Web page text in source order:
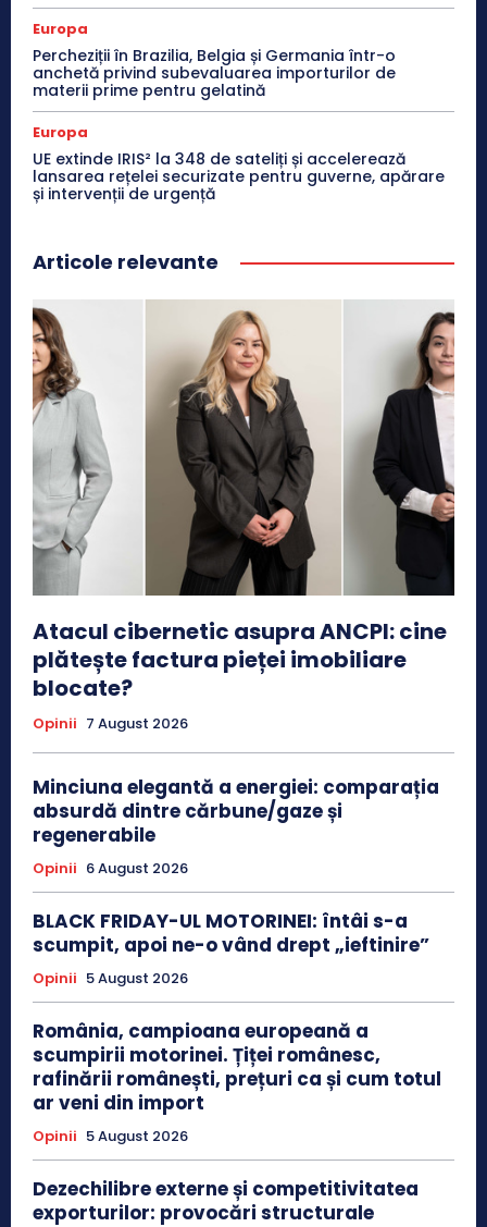
Europa
Percheziții în Brazilia, Belgia și Germania într-o
anchetă privind subevaluarea importurilor de
materii prime pentru gelatină
Europa
UE extinde IRIS² la 348 de sateliți și accelerează
lansarea rețelei securizate pentru guverne, apărare
și intervenții de urgență
Articole relevante
Atacul cibernetic asupra ANCPI: cine
plătește factura pieței imobiliare
blocate?
Opinii 7 August 2026
Minciuna elegantă a energiei: comparația
absurdă dintre cărbune/gaze și
regenerabile
Opinii 6 August 2026
BLACK FRIDAY-UL MOTORINEI: întâi s-a
scumpit, apoi ne-o vând drept „ieftinire”
Opinii 5 August 2026
România, campioana europeană a
scumpirii motorinei. Țiței românesc,
rafinării românești, prețuri ca și cum totul
ar veni din import
Opinii 5 August 2026
Dezechilibre externe și competitivitatea
exporturilor: provocări structurale